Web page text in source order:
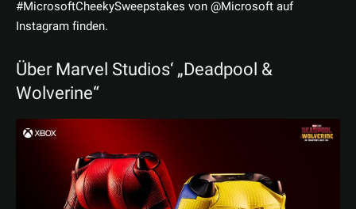
#MicrosoftCheekySweepstakes von @Microsoft auf
Instagram finden.
Über Marvel Studios‘ „Deadpool &
Wolverine“